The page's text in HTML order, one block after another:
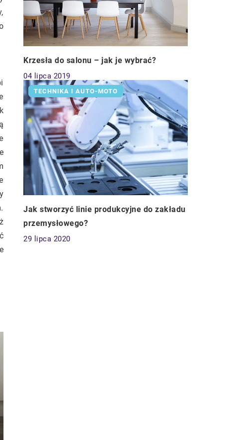
Krzesła do salonu – jak je wybrać?
04 lipca 2019
TECHNIKA I AUTO-MOTO
Jak stworzyć linie produkcyjne do zakładu
przemysłowego?
29 lipca 2020